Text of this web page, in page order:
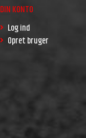
DIN KONTO
Log ind
Opret bruger